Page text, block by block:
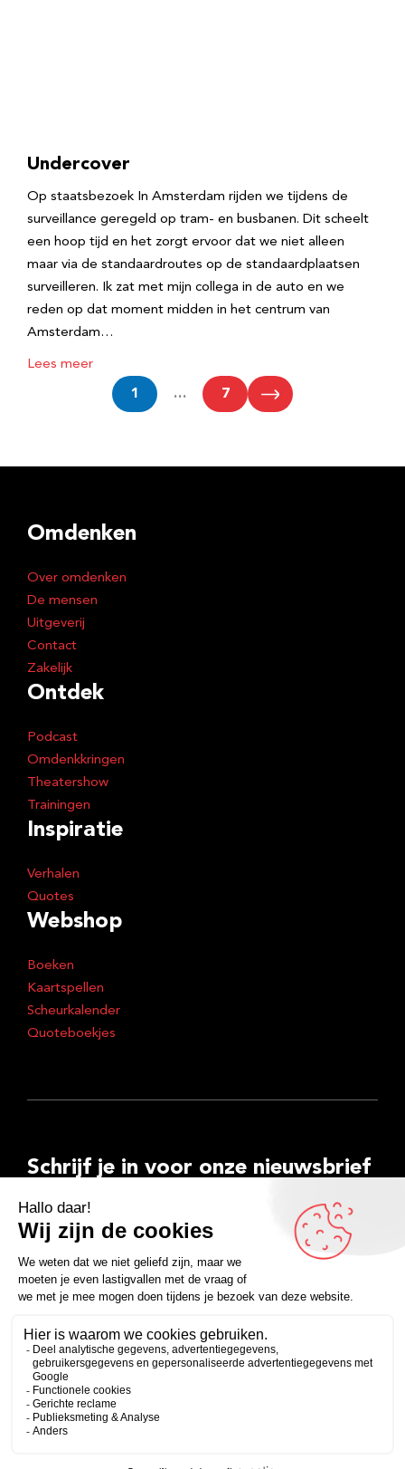
Undercover
Op staatsbezoek In Amsterdam rijden we tijdens de
surveillance geregeld op tram- en busbanen. Dit scheelt
een hoop tijd en het zorgt ervoor dat we niet alleen
maar via de standaardroutes op de standaardplaatsen
surveilleren. Ik zat met mijn collega in de auto en we
reden op dat moment midden in het centrum van
Amsterdam…
Lees meer
1 … 7
Omdenken
Over omdenken
De mensen
Uitgeverij
Contact
Zakelijk
Ontdek
Podcast
Omdenkkringen
Theatershow
Trainingen
Inspiratie
Verhalen
Quotes
Webshop
Boeken
Kaartspellen
Scheurkalender
Quoteboekjes
Schrijf je in voor onze nieuwsbrief
E-
mailadres
Inschrijven
FacebookInstagramLinkedInYouTubeSpotify
Copyright 2026